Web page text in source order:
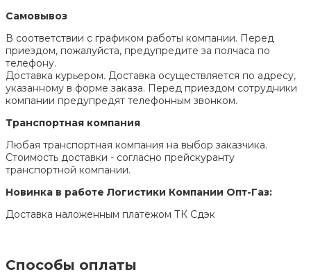
Самовывоз
В соответствии с графиком работы компании. Перед
приездом, пожалуйста, предупредите за полчаса по
телефону.
Доставка курьером. Доставка осуществляется по адресу,
указанному в форме заказа. Перед приездом сотрудники
компании предупредят телефонным звонком.
Транспортная компания
Любая транспортная компания на выбор заказчика.
Стоимость доставки - согласно прейскуранту
транспортной компании.
Новинка в работе Логистики Компании Опт-Газ:
Доставка наложенным платежом ТК Сдэк
Способы оплаты